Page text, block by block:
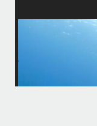
水中で呼吸がで
タイミングがよか
ス
海況は荒れてまし
高校生で
今回は海の世界にほ
くなったら